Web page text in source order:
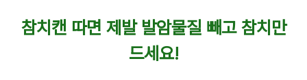
참치캔 따면 제발 발암물질 빼고 참치만
드세요!